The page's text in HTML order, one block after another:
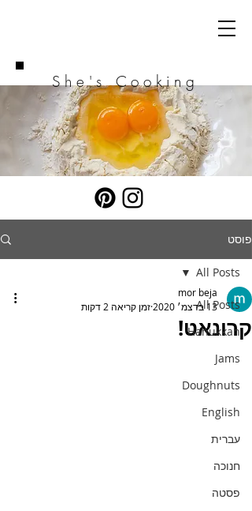
She's Cooking
פוסט
All Posts
Hanukkah
Jams
Doughnuts
English
עברית
חנוכה
פסטה
All Posts
קרונאט!
mor beja
13 בדצמ׳ 2020
זמן קריאה 2 דקות